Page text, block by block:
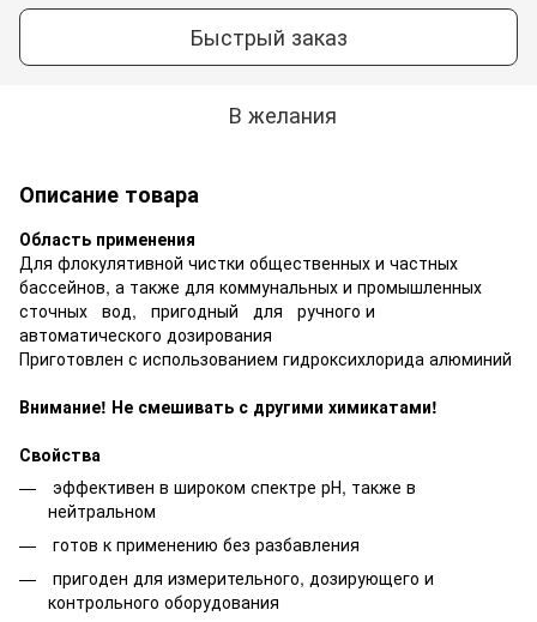
Быстрый заказ
В желания
Описание товара
Область применения
Для флокулятивной чистки общественных и частных
бассейнов, а также для коммунальных и промышленных
сточных вод, пригодный для ручного и
автоматического дозирования
Приготовлен с использованием гидроксихлорида алюминий
Внимание! Не смешивать с другими химикатами!
Свойства
эффективен в широком спектре рН, также в
нейтральном
готов к применению без разбавления
пригоден для измерительного, дозирующего и
контрольного оборудования